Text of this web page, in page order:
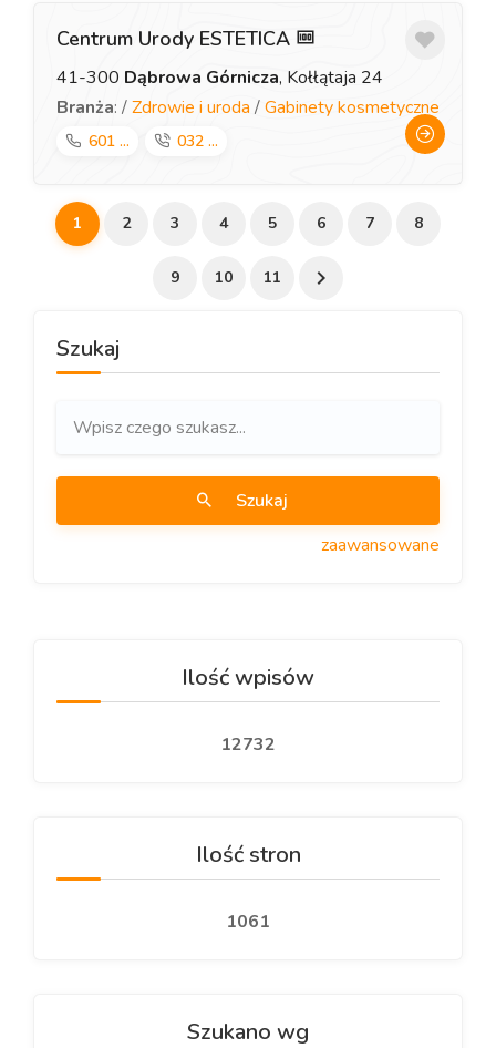
Centrum Urody ESTETICA
41-300 Dąbrowa Górnicza, Kołłątaja 24
Branża: /Zdrowie i uroda /Gabinety kosmetyczne
601 ... 032 ...
1 2 3 4 5 6 7 8
9 10 11
Szukaj
Szukaj
zaawansowane
Ilość wpisów
12732
Ilość stron
1061
Szukano wg